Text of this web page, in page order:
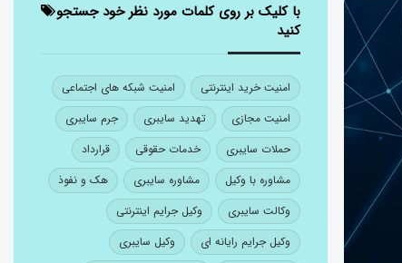
با کلیک بر روی کلمات مورد نظر خود جستجو
کنید
امنیت خرید اینترنتی
امنیت شبکه های اجتماعی
امنیت مجازی
تهدید سایبری
جرم سایبری
حملات سایبری
خدمات حقوقی
قرارداد
مشاوره با وکیل
مشاوره سایبری
هک و نفوذ
وکالت سایبری
وکیل جرایم اینترنتی
وکیل جرایم رایانه ای
وکیل سایبری